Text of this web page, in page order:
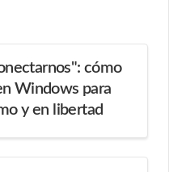
cómo
Windows para
y en libertad